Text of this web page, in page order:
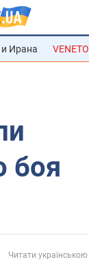
Ирана VENETO
боя
Читати українською